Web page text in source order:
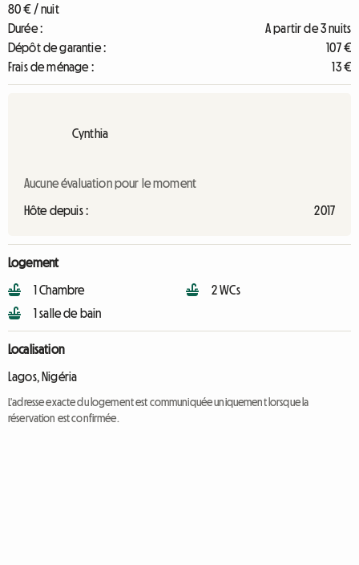
80 € / nuit
Durée :
A partir de 3 nuits
Dépôt de garantie :
107 €
Frais de ménage :
13 €
Cynthia
Aucune évaluation pour le moment
Hôte depuis : 2017
Logement
1 Chambre
1 salle de bain
2 WCs
Localisation
Lagos, Nigéria
L'adresse exacte du logement est communiquée uniquement lorsque la
réservation est confirmée.